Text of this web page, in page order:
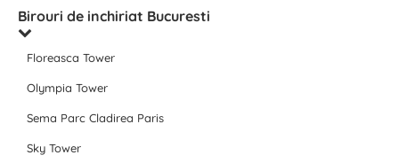
Birouri de inchiriat Bucuresti
Floreasca Tower
Olympia Tower
Sema Parc Cladirea Paris
Sky Tower